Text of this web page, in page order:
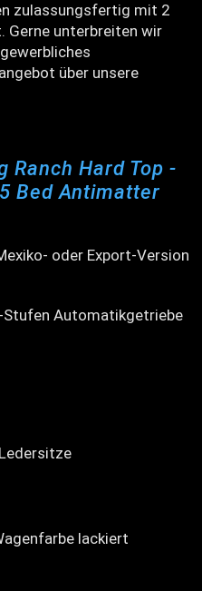
zulassungsfertig mit 2
Gerne unterbreiten wir
über unsere
Ranch Hard Top -
Bed Antimatter
oder Export-Version
Stufen Automatikgetriebe
lackiert